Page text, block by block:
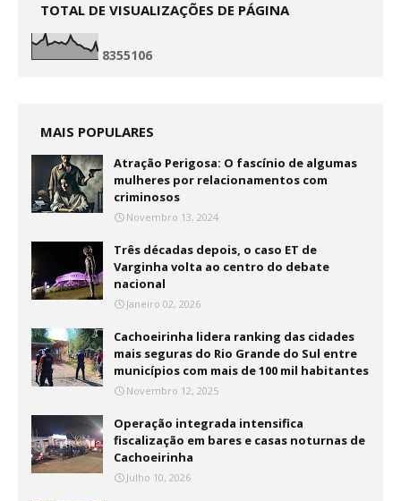
TOTAL DE VISUALIZAÇÕES DE PÁGINA
8355106
MAIS POPULARES
Atração Perigosa: O fascínio de algumas
mulheres por relacionamentos com
criminosos
Novembro 13, 2024
Três décadas depois, o caso ET de
Varginha volta ao centro do debate
nacional
Janeiro 02, 2026
Cachoeirinha lidera ranking das cidades
mais seguras do Rio Grande do Sul entre
municípios com mais de 100 mil habitantes
Novembro 12, 2025
Operação integrada intensifica
fiscalização em bares e casas noturnas de
Cachoeirinha
Julho 10, 2026